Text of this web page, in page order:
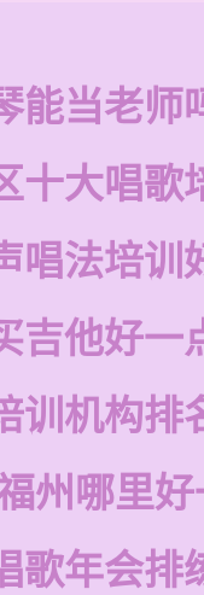
能当老师
十大唱歌
唱法培训
吉他好一
训机构排
州哪里
歌年会排